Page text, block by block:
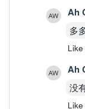
Ah
多
Like
Ah
没
Like